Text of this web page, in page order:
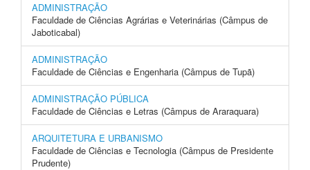
ADMINISTRAÇÃO
Faculdade de Ciências Agrárias e Veterinárias (Câmpus de
Jaboticabal)
ADMINISTRAÇÃO
Faculdade de Ciências e Engenharia (Câmpus de Tupã)
ADMINISTRAÇÃO PÚBLICA
Faculdade de Ciências e Letras (Câmpus de Araraquara)
ARQUITETURA E URBANISMO
Faculdade de Ciências e Tecnologia (Câmpus de Presidente
Prudente)